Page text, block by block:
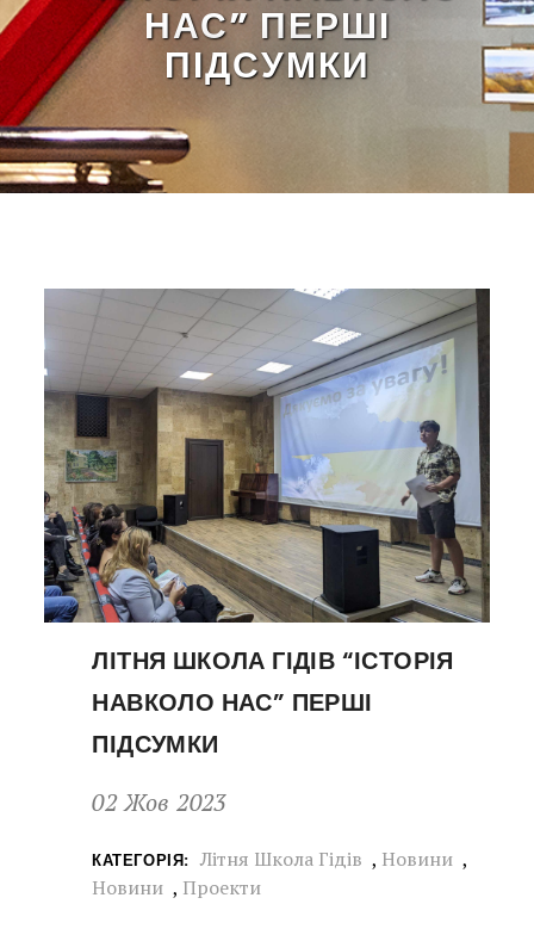
НАС” ПЕРШІ
ПІДСУМКИ
ЛІТНЯ ШКОЛА ГІДІВ “ІСТОРІЯ
НАВКОЛО НАС” ПЕРШІ
ПІДСУМКИ
02 Жов 2023
КАТЕГОРІЯ: Літня Школа Гідів , Новини ,
Новини , Проекти